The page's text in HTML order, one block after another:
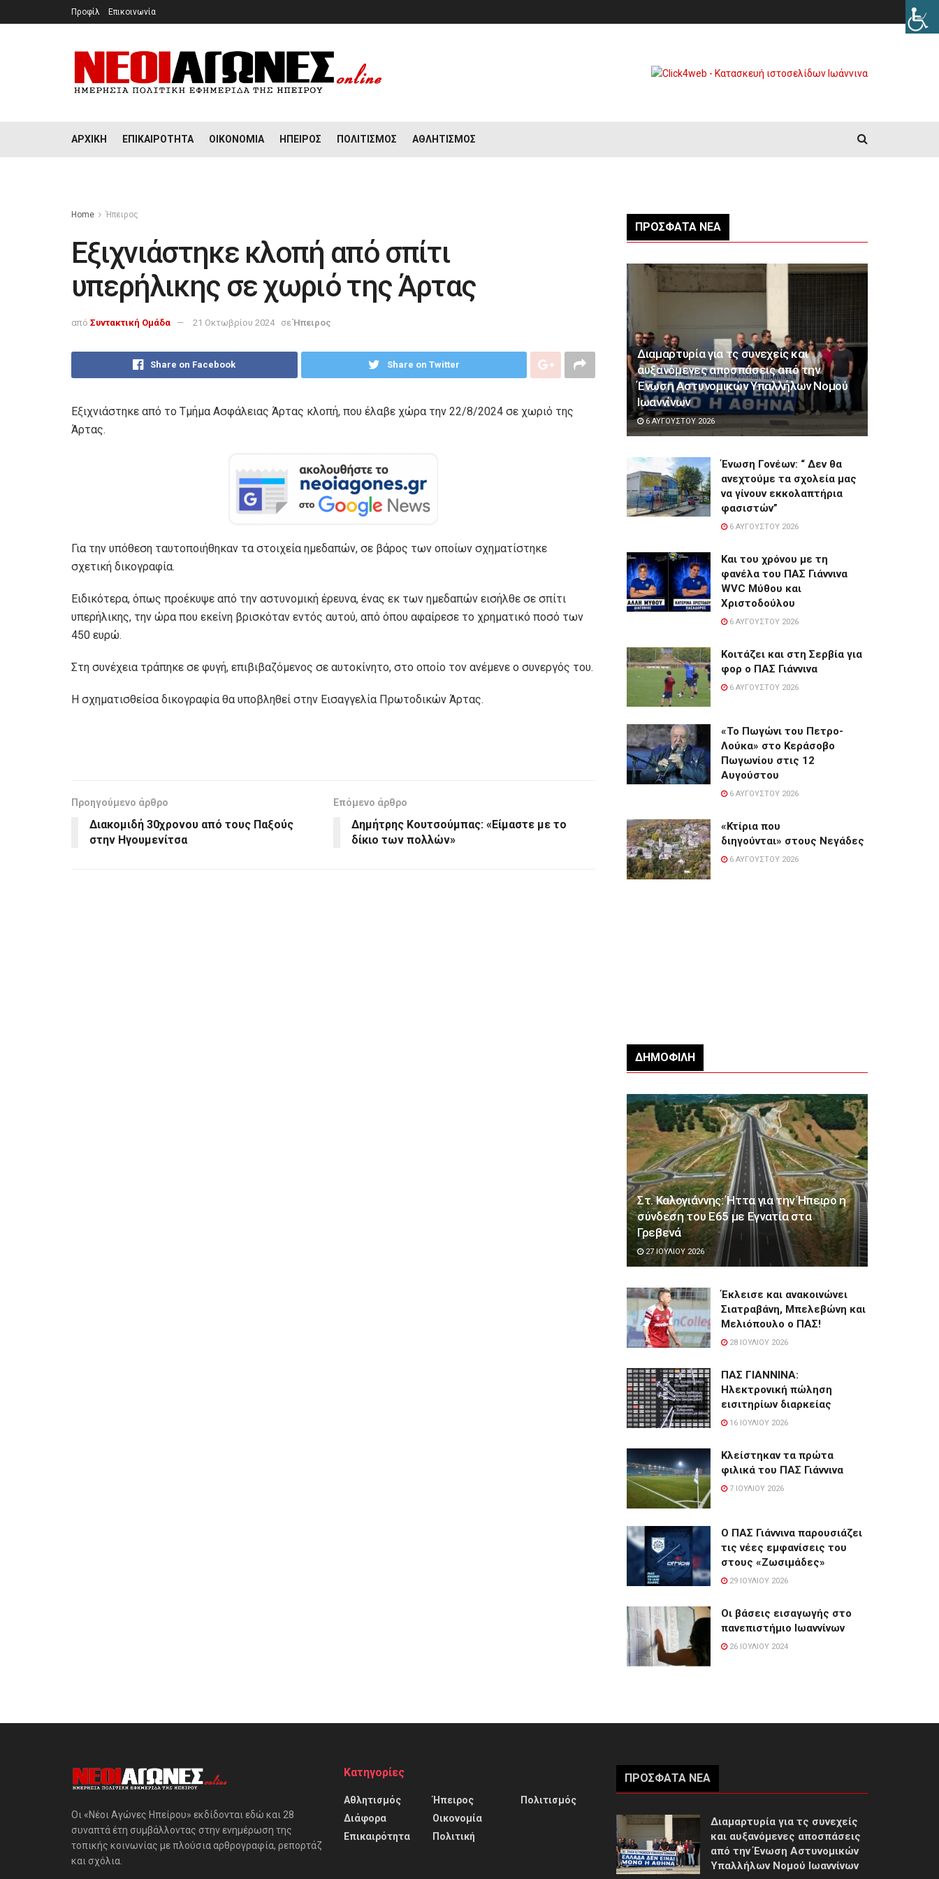
Προφίλ Επικοινωνία
ΑΡΧΙΚΉ ΕΠΙΚΑΙΡΌΤΗΤΑ ΟΙΚΟΝΟΜΊΑ ΉΠΕΙΡΟΣ ΠΟΛΙΤΙΣΜΌΣ ΑΘΛΗΤΙΣΜΌΣ
Home Ήπειρος
Εξιχνιάστηκε κλοπή από σπίτι
υπερήλικης σε χωριό της Άρτας
από Συντακτική Ομάδα 21 Οκτωβρίου 2024 σε Ήπειρος
Share on Facebook Share on Twitter
Εξιχνιάστηκε από το Τμήμα Ασφάλειας Άρτας κλοπή, που έλαβε χώρα την 22/8/2024 σε χωριό της
Άρτας.
Για την υπόθεση ταυτοποιήθηκαν τα στοιχεία ημεδαπών, σε βάρος των οποίων σχηματίστηκε
σχετική δικογραφία.
Ειδικότερα, όπως προέκυψε από την αστυνομική έρευνα, ένας εκ των ημεδαπών εισήλθε σε σπίτι
υπερήλικης, την ώρα που εκείνη βρισκόταν εντός αυτού, από όπου αφαίρεσε το χρηματικό ποσό των
450 ευρώ.
Στη συνέχεια τράπηκε σε φυγή, επιβιβαζόμενος σε αυτοκίνητο, στο οποίο τον ανέμενε ο συνεργός του.
Η σχηματισθείσα δικογραφία θα υποβληθεί στην Εισαγγελία Πρωτοδικών Άρτας.
Προηγούμενο άρθρο
Διακομιδή 30χρονου από τους Παξούς
στην Ηγουμενίτσα
Επόμενο άρθρο
Δημήτρης Κουτσούμπας: «Είμαστε με το
δίκιο των πολλών»
ΠΡΌΣΦΑΤΑ ΝΈΑ
Διαμαρτυρία για τς συνεχείς και
αυξανόμενες αποσπάσεις από την
Ένωση Αστυνομικών Υπαλλήλων Νομού
Ιωαννίνων
6 ΑΥΓΟΎΣΤΟΥ 2026
Ένωση Γονέων: “ Δεν θα
ανεχτούμε τα σχολεία μας
να γίνουν εκκολαπτήρια
φασιστών”
6 ΑΥΓΟΎΣΤΟΥ 2026
Και του χρόνου με τη
φανέλα του ΠΑΣ Γιάννινα
WVC Μύθου και
Χριστοδούλου
6 ΑΥΓΟΎΣΤΟΥ 2026
Κοιτάζει και στη Σερβία για
φορ ο ΠΑΣ Γιάννινα
6 ΑΥΓΟΎΣΤΟΥ 2026
«Το Πωγώνι του Πετρο-
Λούκα» στο Κεράσοβο
Πωγωνίου στις 12
Αυγούστου
6 ΑΥΓΟΎΣΤΟΥ 2026
«Κτίρια που
διηγούνται» στους Νεγάδες
6 ΑΥΓΟΎΣΤΟΥ 2026
ΔΗΜΟΦΙΛΉ
Στ. Καλογιάννης: Ήττα για την Ήπειρο η
σύνδεση του Ε65 με Εγνατία στα
Γρεβενά
27 ΙΟΥΛΊΟΥ 2026
Έκλεισε και ανακοινώνει
Σιατραβάνη, Μπελεβώνη και
Μελιόπουλο ο ΠΑΣ!
28 ΙΟΥΛΊΟΥ 2026
ΠΑΣ ΓΙΑΝΝΙΝΑ:
Hλεκτρονική πώληση
εισιτηρίων διαρκείας
16 ΙΟΥΛΊΟΥ 2026
Κλείστηκαν τα πρώτα
φιλικά του ΠΑΣ Γιάννινα
7 ΙΟΥΛΊΟΥ 2026
Ο ΠΑΣ Γιάννινα παρουσιάζει
τις νέες εμφανίσεις του
στους «Ζωσιμάδες»
29 ΙΟΥΛΊΟΥ 2026
Οι βάσεις εισαγωγής στο
πανεπιστήμιο Ιωαννίνων
26 ΙΟΥΛΊΟΥ 2024
Οι «Νέοι Αγώνες Ηπείρου» εκδίδονται εδώ και 28
συναπτά έτη συμβάλλοντας στην ενημέρωση της
τοπικής κοινωνίας με πλούσια αρθρογραφία, ρεπορτάζ
και σχόλια.
Κατηγορίες
Αθλητισμός
Διάφορα
Επικαιρότητα
Ήπειρος
Οικονομία
Πολιτική
Πολιτισμός
ΠΡΌΣΦΑΤΑ ΝΈΑ
Διαμαρτυρία για τς συνεχείς
και αυξανόμενες αποσπάσεις
από την Ένωση Αστυνομικών
Υπαλλήλων Νομού Ιωαννίνων